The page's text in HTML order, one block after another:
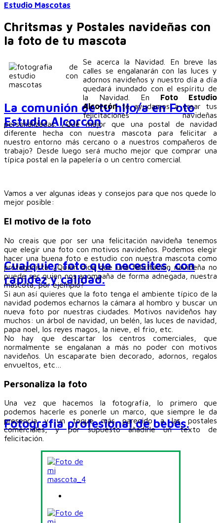
La comunión de tu hijo/a en Foto
Estudio Alcorcón
Cualquier foto que necesites, con
rapidez y calidad.
Fotografia profesional de bebés.
Estudio Mascotas
Chritsmas y Postales navideñas con
la foto de tu mascota
Se acerca la Navidad. En breve las
calles se engalanarán con las luces y
adornos navideños y nuestro día a día
quedará inundado con el espíritu de
la Navidad. En Foto Estudio
Alcorcónte ayudamos a crear tus
felicitaciones navideñas
personalizadas. ¿Qué mejor que una postal de navidad
diferente hecha con nuestra mascota para felicitar a
nuestro entorno más cercano o a nuestros compañeros de
trabajo? Desde luego será mucho mejor que comprar una
típica postal en la papelería o un centro comercial.
Vamos a ver algunas ideas y consejos para que nos quede lo
mejor posible:
El motivo de la foto
No creais que por ser una felicitación navideña tenemos
que elegir una foto con motivos navideños. Podemos elegir
hacer una buena foto e estudio con nuestra mascota como
protagonista. ¿Quién dice que una felicitación navideña no
puede ser quien nos acompaña de forma adnegada, nuestra
mascota, por ejemplo?
Si aun así quieres que la foto tenga el ambiente típico de la
navidad podemos echarnos la cámara al hombro y buscar un
nueva foto por nuestras ciudades. Motivos navideños hay
muchos: un árbol de navidad, un belén, las luces de navidad,
papa noel, los reyes magos, la nieve, el frio, etc.
No hay que descartar los centros comerciales, que
normalmente se engalanan a más no poder con motivos
navideños. Un escaparate bien decorado, adornos, regalos
envueltos, etc…
Personaliza la foto
Una vez que hacemos la fotografía, lo primero que
podemos hacerle es ponerle un marco, que siempre le da
presencia y un toque más parecido a las postales
comerciales, y por supuesto añadirle un texto de
felicitación.